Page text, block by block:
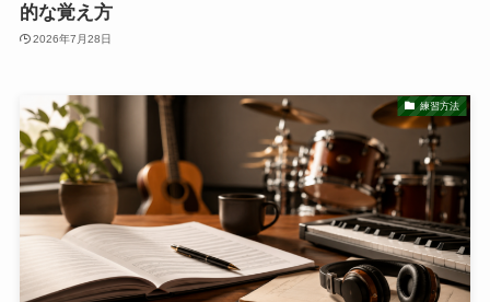
的な覚え方
2026年7月28日
練習方法